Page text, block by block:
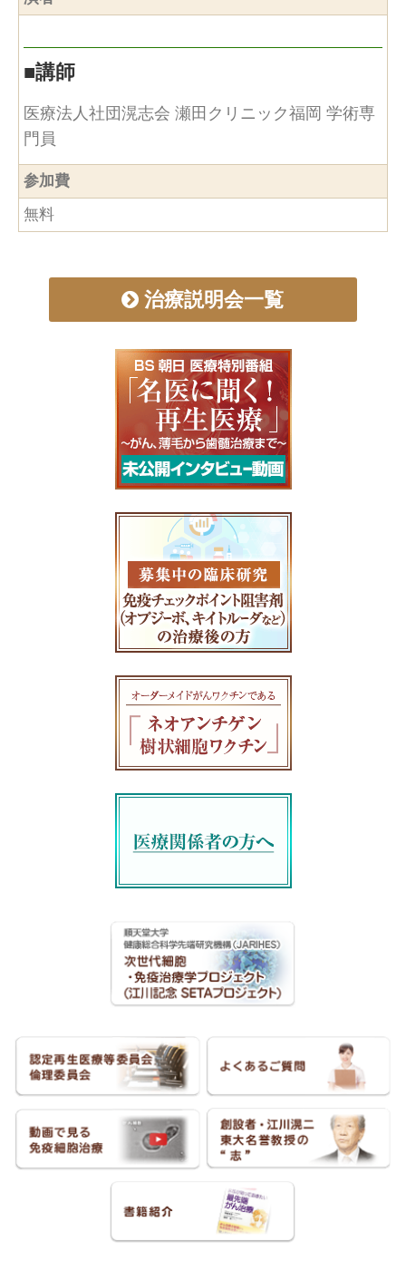
■講師
医療法人社団滉志会 瀬田クリニック福岡 学術専
門員
参加費
無料
治療説明会一覧